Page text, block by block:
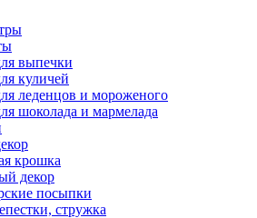
выпечки
куличей
леденцов и мороженого
шоколада и мармелада
крошка
декор
посыпки
стружка